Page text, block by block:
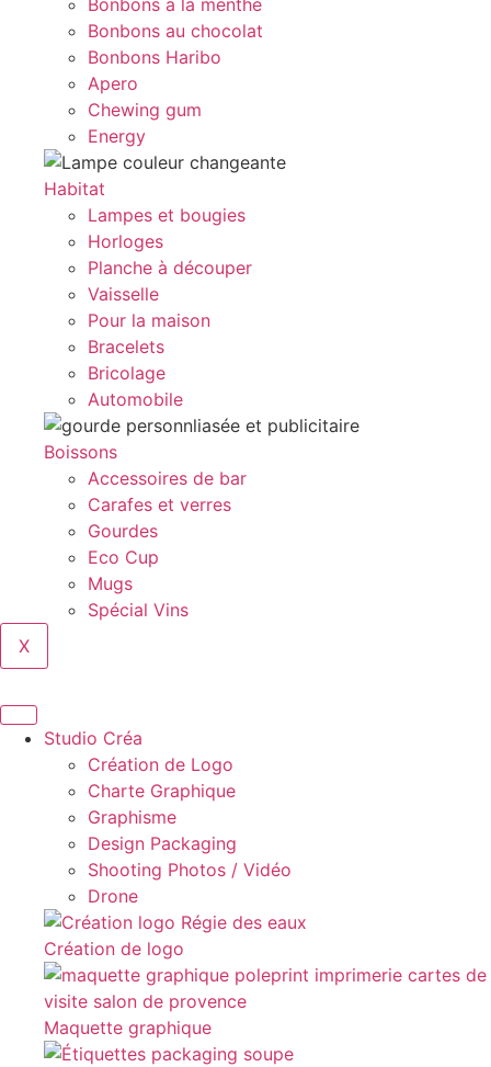
Bonbons au chocolat
Bonbons Haribo
Apero
Chewing gum
Energy
Habitat
Lampes et bougies
Horloges
Planche à découper
Vaisselle
Pour la maison
Bracelets
Bricolage
Automobile
Boissons
Accessoires de bar
Carafes et verres
Gourdes
Eco Cup
Mugs
Spécial Vins
X
Studio Créa
Création de Logo
Charte Graphique
Graphisme
Design Packaging
Shooting Photos / Vidéo
Drone
Création de logo
Maquette graphique